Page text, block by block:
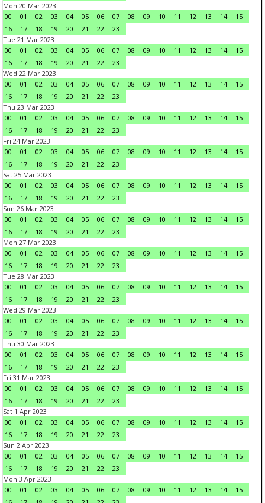
Mon 20 Mar 2023
00
01 02 03 04 05 06 07 08 09 10 11 12 13 14
15
16
17 18 19 20 21 22
23
Tue 21 Mar 2023
00
01 02 03 04 05 06 07 08 09 10 11 12 13 14
15
16
17 18 19 20 21 22
23
Wed 22 Mar 2023
00
01 02 03 04 05 06 07 08 09 10 11 12 13 14
15
16
17 18 19 20 21 22
23
Thu 23 Mar 2023
00
01 02 03 04 05 06 07 08 09 10 11 12 13 14
15
16
17 18 19 20 21 22
23
Fri 24 Mar 2023
00
01 02 03 04 05 06 07 08 09 10 11 12 13 14
15
16
17 18 19 20 21 22
23
Sat 25 Mar 2023
00
01 02 03 04 05 06 07 08 09 10 11 12 13 14
15
16
17 18 19 20 21 22
23
Sun 26 Mar 2023
00
01 02 03 04 05 06 07 08 09 10 11 12 13 14
15
16
17 18 19 20 21 22
23
Mon 27 Mar 2023
00
01 02 03 04 05 06 07 08 09 10 11 12 13 14
15
16
17 18 19 20 21 22
23
Tue 28 Mar 2023
00
01 02 03 04 05 06 07 08 09 10 11 12 13 14
15
16
17 18 19 20 21 22
23
Wed 29 Mar 2023
00
01 02 03 04 05 06 07 08 09 10 11 12 13 14
15
16
17 18 19 20 21 22
23
Thu 30 Mar 2023
00
01 02 03 04 05 06 07 08 09 10 11 12 13 14
15
16
17 18 19 20 21 22
23
Fri 31 Mar 2023
00
01 02 03 04 05 06 07 08 09 10 11 12 13 14
15
16
17 18 19 20 21 22
23
Sat 1 Apr 2023
00
01 02 03 04 05 06 07 08 09 10 11 12 13 14
15
16
17 18 19 20 21 22
23
Sun 2 Apr 2023
00
01 02 03 04 05 06 07 08 09 10 11 12 13 14
15
16
17 18 19 20 21 22
23
Mon 3 Apr 2023
00
01 02 03 04 05 06 07 08 09 10 11 12 13 14
15